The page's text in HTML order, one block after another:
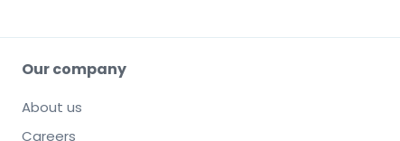
Our company
About us
Careers